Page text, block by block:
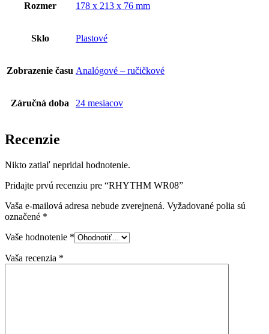
Rozmer 178 x 213 x 76 mm
Sklo Plastové
Zobrazenie času Analógové – ručičkové
Záručná doba 24 mesiacov
Recenzie
Nikto zatiaľ nepridal hodnotenie.
Pridajte prvú recenziu pre “RHYTHM WR08”
Vaša e-mailová adresa nebude zverejnená. Vyžadované polia sú
označené *
Vaše hodnotenie *
Vaša recenzia *